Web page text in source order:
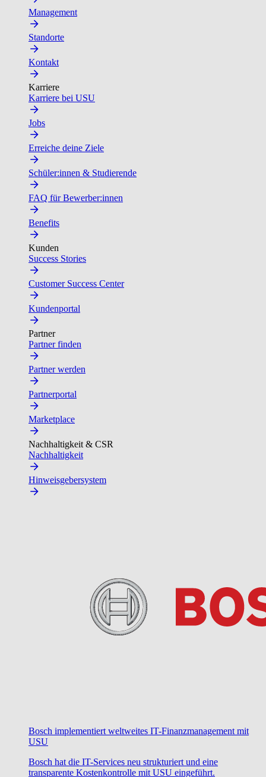
Management
Standorte
Kontakt
Karriere
Karriere bei USU
Jobs
Erreiche deine Ziele
Schüler:innen & Studierende
FAQ für Bewerber:innen
Benefits
Kunden
Success Stories
Customer Success Center
Kundenportal
Partner
Partner finden
Partner werden
Partnerportal
Marketplace
Nachhaltigkeit & CSR
Nachhaltigkeit
Hinweisgebersystem
Bosch implementiert weltweites IT-Finanzmanagement mit
USU
Bosch hat die IT-Services neu strukturiert und eine
transparente Kostenkontrolle mit USU eingeführt.